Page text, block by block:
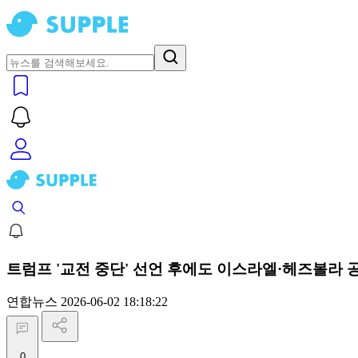
트럼프 '교전 중단' 선언 후에도 이스라엘·헤즈볼라
연합뉴스 2026-06-02 18:18:22